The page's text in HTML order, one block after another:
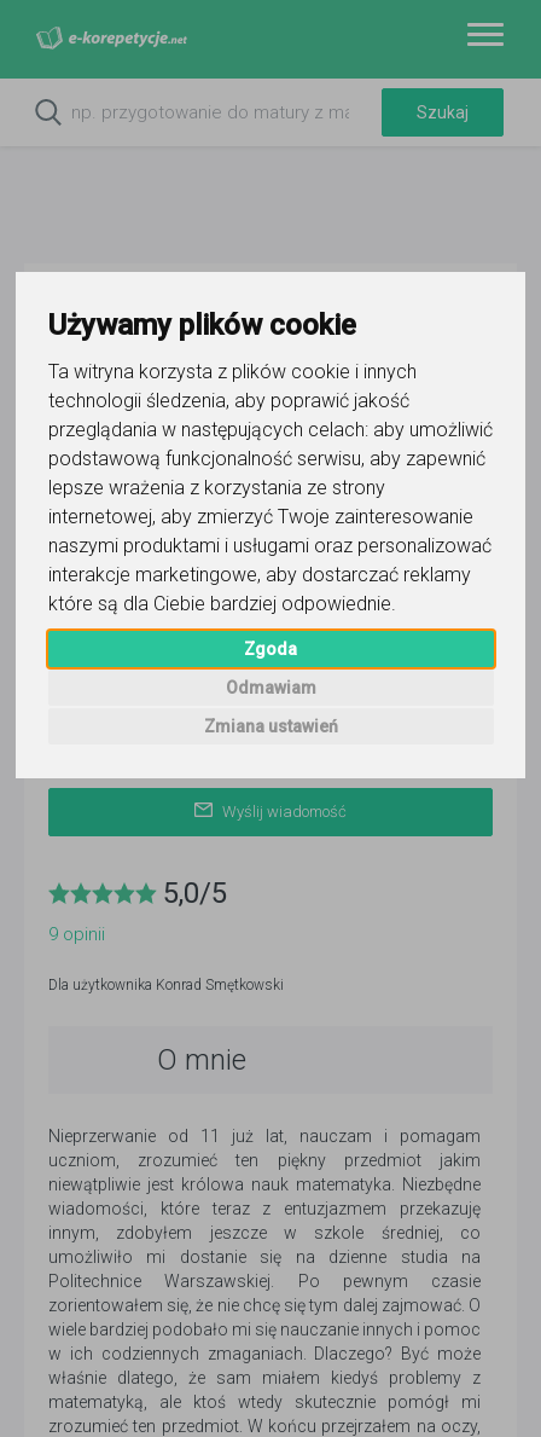
Używamy plików cookie
Ta witryna korzysta z plików cookie i innych
technologii śledzenia, aby poprawić jakość
przeglądania w następujących celach: aby umożliwić
podstawową funkcjonalność serwisu, aby zapewnić
lepsze wrażenia z korzystania ze strony
internetowej, aby zmierzyć Twoje zainteresowanie
naszymi produktami i usługami oraz personalizować
interakcje marketingowe, aby dostarczać reklamy
które są dla Ciebie bardziej odpowiednie
Zgoda
Odmawiam
Zmiana ustawień
Konrad Smętkowski
Wyślij wiadomość
Ostatnia aktywność:
ponad 3 miesiące temu
Pokaż
Korepetytor prowadzi zajęcia online
Wyślij wiadomość
5,0/5
9 opinii
Dla użytkownika Konrad Smętkowski
O mnie
Nieprzerwanie od 11 już lat, nauczam i pomagam
uczniom, zrozumieć ten piękny przedmiot jakim
niewątpliwie jest królowa nauk matematyka. Niezbędne
wiadomości, które teraz z entuzjazmem przekazuję
innym, zdobyłem jeszcze w szkole średniej, co
umożliwiło mi dostanie się na dzienne studia na
Politechnice Warszawskiej. Po pewnym czasie
zorientowałem się, że nie chcę się tym dalej zajmować. O
wiele bardziej podobało mi się nauczanie innych i pomoc
w ich codziennych zmaganiach. Dlaczego? Być może
właśnie dlatego, że sam miałem kiedyś problemy z
matematyką, ale ktoś wtedy skutecznie pomógł mi
zrozumieć ten przedmiot. W końcu przejrzałem na oczy,